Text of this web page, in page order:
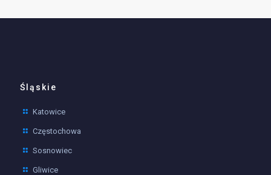
Śląskie
Katowice
Częstochowa
Sosnowiec
Gliwice